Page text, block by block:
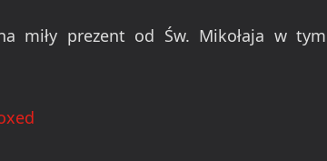
miły prezent od Św. Mikołaja w tym